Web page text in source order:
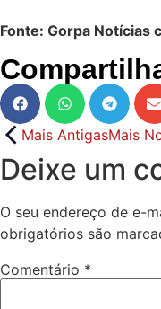
Fonte: Gorpa Notícias
Mais AntigasMais
Deixe um
O seu endereço de e-
obrigatórios são
Comentário *